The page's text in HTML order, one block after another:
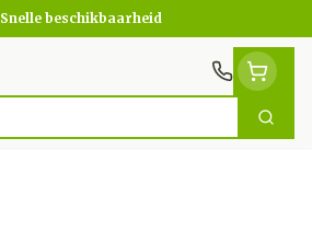
Snelle beschikbaarheid
Zoek